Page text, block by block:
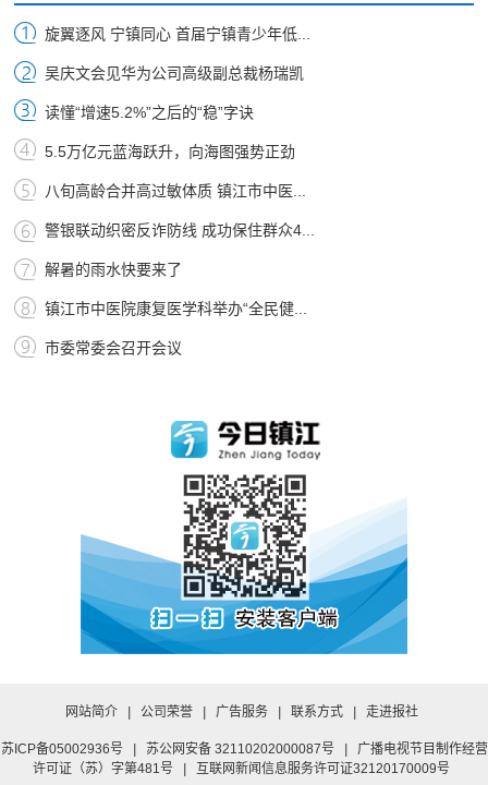
旋翼逐风 宁镇同心 首届宁镇青少年低...
吴庆文会见华为公司高级副总裁杨瑞凯
读懂“增速5.2%”之后的“稳”字诀
5.5万亿元蓝海跃升，向海图强势正劲
八旬高龄合并高过敏体质 镇江市中医...
警银联动织密反诈防线 成功保住群众4...
解暑的雨水快要来了
镇江市中医院康复医学科举办“全民健...
市委常委会召开会议
推荐图片网站简介 | 公司荣誉 | 广告服务 | 联系方式 | 走进报社
苏ICP备05002936号 | 苏公网安备 32110202000087号 |
广播电视节目制作经营
许可证（苏）字第481号
| 互联网新闻信息服务许可证32120170009号